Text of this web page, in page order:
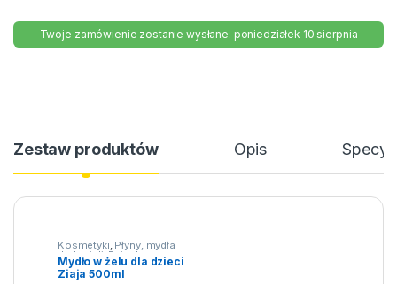
Twoje zamówienie zostanie wysłane: poniedziałek 10 sierpnia
Zestaw produktów Opis
Kosmetyki, Płyny, mydła
do kąpieli ,Dziecko
Kosmetyki dla dzieci
Mydło w żelu dla dzieci
Ziaja 500ml